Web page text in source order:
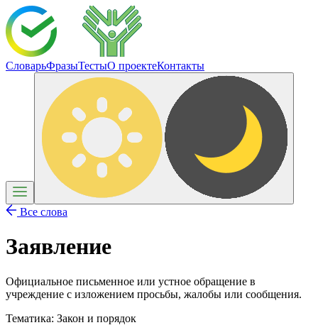
СловарьФразыТестыО проектеКонтакты
Все слова
Заявление
Официальное письменное или устное обращение в
учреждение с изложением просьбы, жалобы или сообщения.
Тематика: Закон и порядок